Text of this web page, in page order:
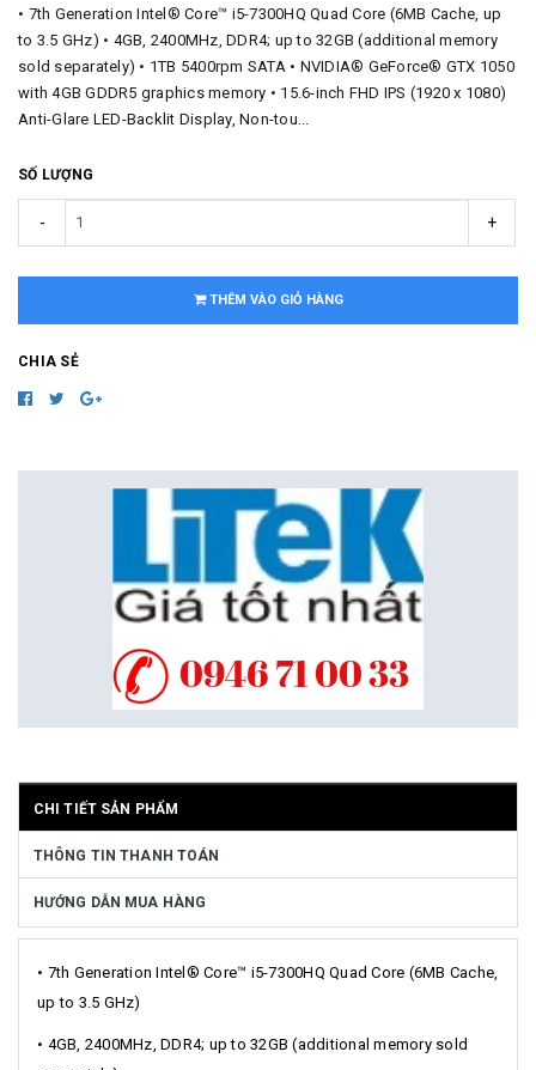
• 7th Generation Intel® Core™ i5-7300HQ Quad Core (6MB Cache, up
to 3.5 GHz) • 4GB, 2400MHz, DDR4; up to 32GB (additional memory
sold separately) • 1TB 5400rpm SATA • NVIDIA® GeForce® GTX 1050
with 4GB GDDR5 graphics memory • 15.6-inch FHD IPS (1920 x 1080)
Anti-Glare LED-Backlit Display, Non-tou...
SỐ LƯỢNG
- +
THÊM VÀO GIỎ HÀNG
CHIA SẺ
CHI TIẾT SẢN PHẨM
THÔNG TIN THANH TOÁN
HƯỚNG DẪN MUA HÀNG
• 7th Generation Intel® Core™ i5-7300HQ Quad Core (6MB Cache,
up to 3.5 GHz)
• 4GB, 2400MHz, DDR4; up to 32GB (additional memory sold